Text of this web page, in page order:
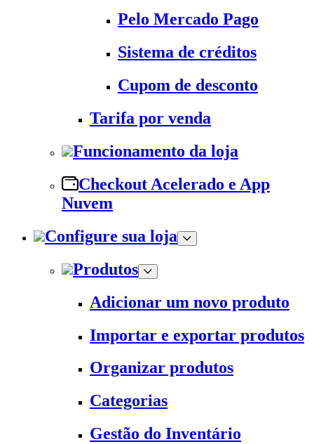
Pelo Mercado Pago
Sistema de créditos
Cupom de desconto
Tarifa por venda
Funcionamento da loja
Checkout Acelerado e App
Nuvem
Configure sua loja
Produtos
Adicionar um novo produto
Importar e exportar produtos
Organizar produtos
Categorias
Gestão do Inventário